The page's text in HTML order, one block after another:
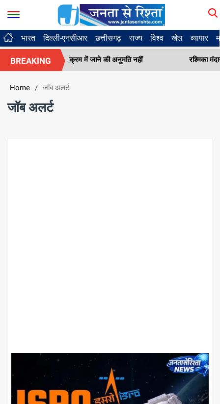
भारत दिल्ली-एनसीआर छत्तीसगढ़ राज्य विश्व खेल व्यापार
BREAKING
कार्यक्रम में जाने की अनुमति नहीं रश्मिका मंदाना का
Home / जॉब अलर्ट
जॉब अलर्ट